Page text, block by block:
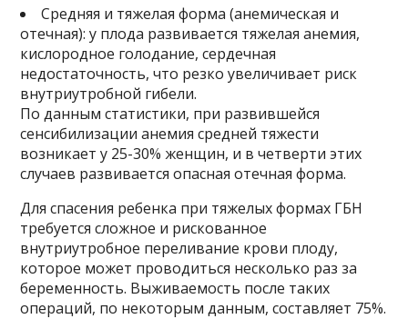
Средняя и тяжелая форма (анемическая и
отечная): у плода развивается тяжелая анемия,
кислородное голодание, сердечная
недостаточность, что резко увеличивает риск
внутриутробной гибели.
По данным статистики, при развившейся
сенсибилизации анемия средней тяжести
возникает у 25-30% женщин, и в четверти этих
случаев развивается опасная отечная форма.
Для спасения ребенка при тяжелых формах ГБН
требуется сложное и рискованное
внутриутробное переливание крови плоду,
которое может проводиться несколько раз за
беременность. Выживаемость после таких
операций, по некоторым данным, составляет 75%.